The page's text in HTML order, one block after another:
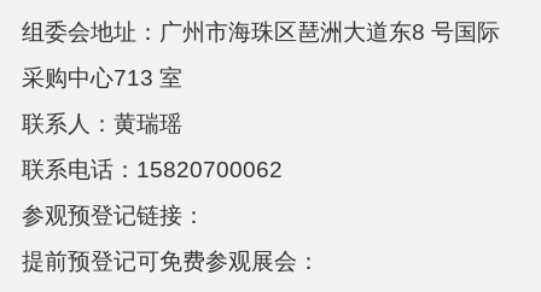
组委会地址：广州市海珠区琶洲大道东8 号国际
采购中心713 室
联系人：黄瑞瑶
联系电话： 15820700062
参观预登记链接：
提前预登记可免费参观展会：